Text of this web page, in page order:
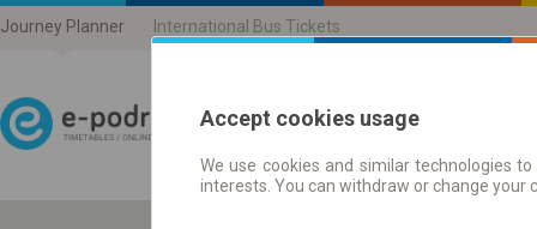
Journey Planner International Bus Tickets
Journey planner |
Accept cookies usage
We use cookies and similar technologies
interests. You can withdraw or change